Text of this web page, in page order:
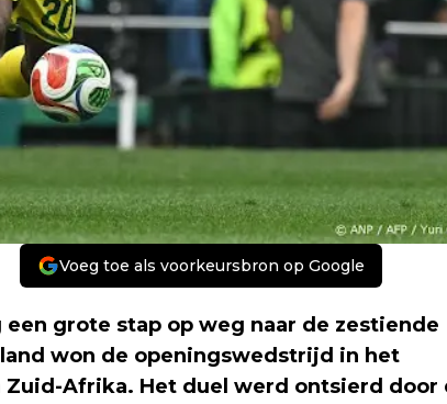
Voeg toe als voorkeursbron op Google
een grote stap op weg naar de zestiende
won de openingswedstrijd in het
Afrika. Het duel werd ontsierd door